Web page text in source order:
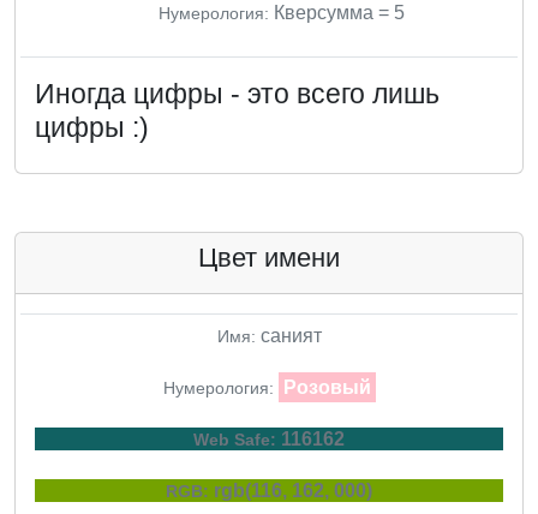
Нумерология: Кверсумма = 5
Иногда цифры - это всего лишь
цифры :)
Цвет имени
Имя: саният
Нумерология: Розовый
Web Safe: 116162
RGB: rgb(116, 162, 000)